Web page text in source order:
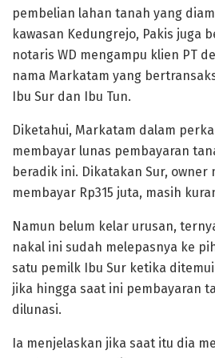
pembelian lahan tanah yang
kawasan Kedungrejo, Pakis juga
notaris WD mengampu klien PT
nama Markatam yang
Ibu Sur dan Ibu Tun.
Diketahui, Markatam dalam
membayar lunas pembayaran
beradik ini. Dikatakan Sur, owner
membayar Rp315 juta, masih
Namun belum kelar urusan,
nakal ini sudah melepasnya ke
satu pemilk Ibu Sur ketika
jika hingga saat ini pembayaran
dilunasi.
Ia menjelaskan jika saat itu dia